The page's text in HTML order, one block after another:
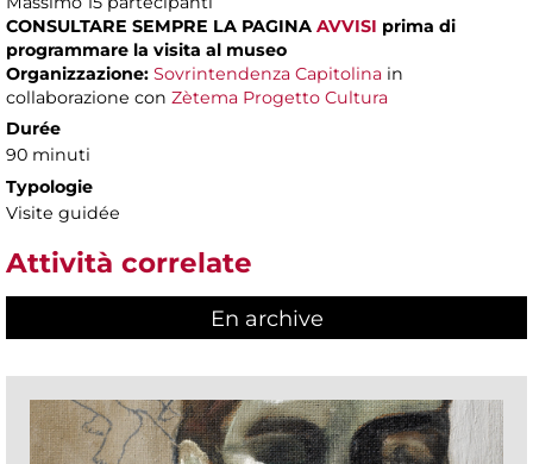
CONSULTARE SEMPRE LA PAGINA AVVISI prima di
programmare la visita al museo
Organizzazione: Sovrintendenza Capitolina in
collaborazione con Zètema Progetto Cultura
Durée
90 minuti
Typologie
Visite guidée
Attività correlate
En archive